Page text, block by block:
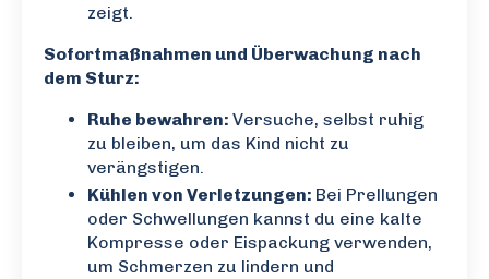
zeigt.
Sofortmaßnahmen und Überwachung nach
dem Sturz:
Ruhe bewahren: Versuche, selbst ruhig
zu bleiben, um das Kind nicht zu
verängstigen.
Kühlen von Verletzungen: Bei Prellungen
oder Schwellungen kannst du eine kalte
Kompresse oder Eispackung verwenden,
um Schmerzen zu lindern und